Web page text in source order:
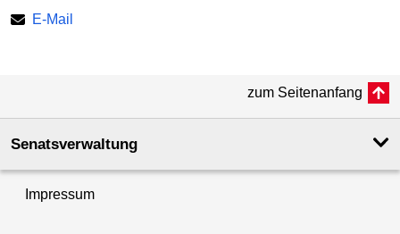
E-Mail
zum Seitenanfang
Senatsverwaltung
Impressum